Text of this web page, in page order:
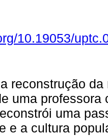
10.19053/
reconstrução
uma professora
uma
e a cultura